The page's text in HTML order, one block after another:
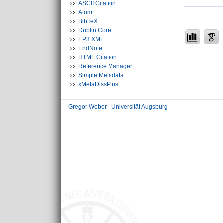
ASCII Citation
Atom
BibTeX
Dublin Core
EP3 XML
EndNote
HTML Citation
Reference Manager
Simple Metadata
xMetaDissPlus
Gregor Weber - Universität Augsburg